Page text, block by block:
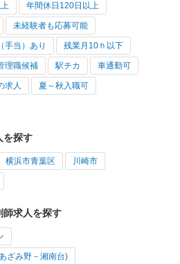
年間休日120日以上
未経験者も応募可能
手当）あり 残業月10ｈ以下
理職候補 駅チカ 車通勤可
求人 夏～秋入職可
を探す
横浜市青葉区 川崎市
師求人を探す
ざみ野－湘南台)